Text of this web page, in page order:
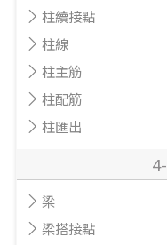
柱續接點
柱線
柱主筋
柱配筋
柱匯出
梁
梁搭接點